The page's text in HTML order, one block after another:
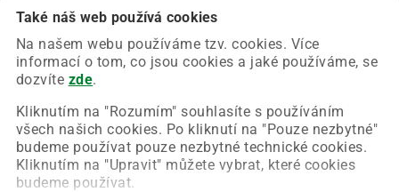
Také náš web používá cookies
Na našem webu používáme tzv. cookies. Více
informací o tom, co jsou cookies a jaké používáme, se
dozvíte zde.
Kliknutím na "Rozumím" souhlasíte s používáním
všech našich cookies. Po kliknutí na "Pouze nezbytné"
budeme používat pouze nezbytné technické cookies.
Kliknutím na "Upravit" můžete vybrat, které cookies
budeme používat.
Chyba nastala na naší straně a už ji opravujeme.
Zkuste prosím znovu načíst požadovanou stránku.
Obnovit stránku Úvodní strana